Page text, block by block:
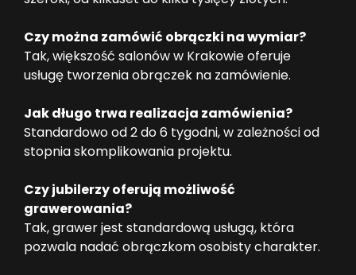
Czy można zamówić obrączki na wymiar?
Tak, większość salonów w Krakowie oferuje
usługę tworzenia obrączek na zamówienie.
Jak długo trwa realizacja zamówienia?
Standardowo od 2 do 6 tygodni, w zależności od
stopnia skomplikowania projektu.
Czy jubilerzy oferują możliwość
grawerowania?
Tak, grawer jest standardową usługą, która
pozwala nadać obrączkom osobisty charakter.